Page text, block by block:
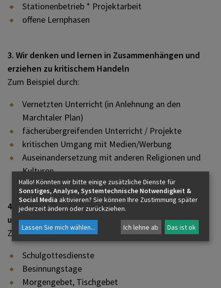
Stationenbetrieb * Projektarbeit
offene Lernphasen
3. Wir denken und lernen in Zusammenhängen und
erziehen zu kritischem Handeln
Zum Beispiel durch:
Vernetzten Unterricht (in Anlehnung an den
Marchtaler Plan)
fächerübergreifenden Unterricht / Projekte
kritischen Umgang mit Medien/Werbung
Auseinandersetzung mit anderen Religionen und
Kulturen
4. Wir fördern die Auseinandersetzung mit Werten
und die Hinführung zum Glauben
Zum Beispiel durch:
Schulgottesdienste
Besinnungstage
Morgengebet, Tischgebet
Hallo! Könnten wir bitte einige zusätzliche Dienste für
Sonstiges, Analyse, Systemtechnische Notwendigkeit &
Social Media aktivieren? Sie können Ihre Zustimmung später
jederzeit ändern oder zurückziehen.
Lassen Sie mich wählen... Ich lehne ab Das ist ok